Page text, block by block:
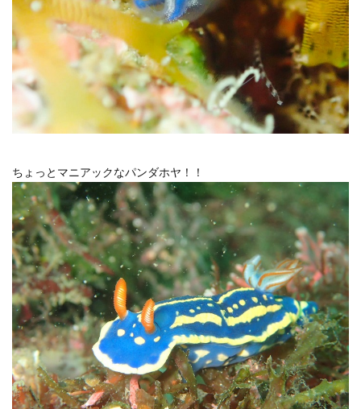
ちょっとマニアックなパンダホヤ！！